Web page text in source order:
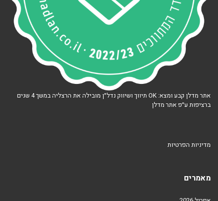
אתר מדלן קבע ומצא: OK תיווך ושיווק נדל״ן מובילה את הרצליה במשך 4 שנים
ברציפות ע״פ אתר מדלן
מדיניות הפרטיות
מאמרים